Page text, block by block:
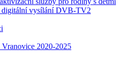
digitální vysílání DVB-TV2
2020-2025